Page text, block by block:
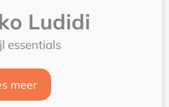
Ludidi
essentials
meer